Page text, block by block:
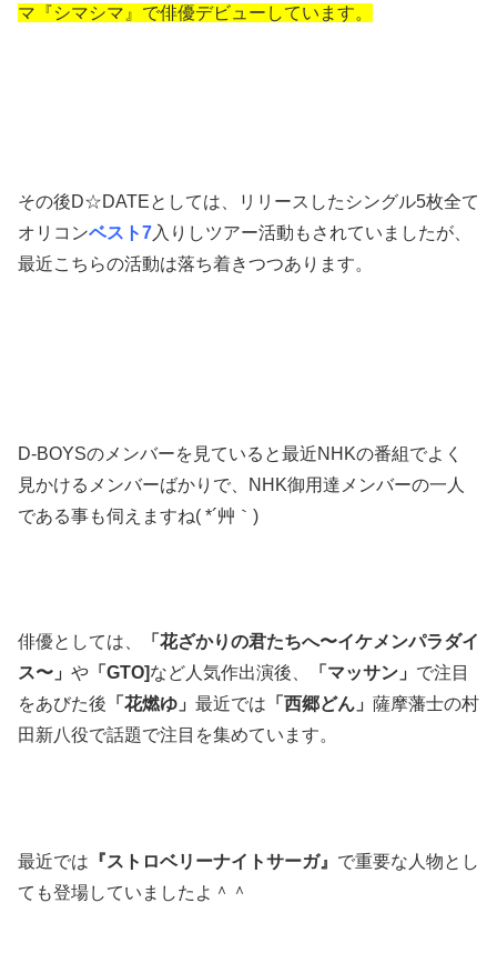
マ『シマシマ』で俳優デビューしています。
その後D☆DATEとしては、リリースしたシングル5枚全て
オリコンベスト7入りしツアー活動もされていましたが、
最近こちらの活動は落ち着きつつあります。
D-BOYSのメンバーを見ていると最近NHKの番組でよく
見かけるメンバーばかりで、NHK御用達メンバーの一人
である事も伺えますね( *´艸｀)
俳優としては、
「花ざかりの君たちへ〜イケメンパラダイ
ス〜」 や 「GTO]など人気作出演後、 「マッサン」 で注目
をあびた後 「花燃ゆ」 最近では 「西郷どん」 薩摩藩士の村
田新八役で話題で注目を集めています。
最近では 『ストロベリーナイトサーガ』 で重要な人物とし
ても登場していましたよ＾＾